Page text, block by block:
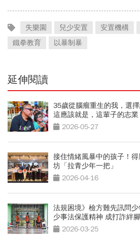
失樂園 兒少安置 安置機構
鐵拳教育
以暴制暴
延伸閱讀
35歲從腦瘤重生的我，選
這應該就是，這輩子的志業
2026-05-27
接住情緒風暴中的孩子！
坊「拉青少年一把」
2026-04-16
法規困境》檢方難先訊問
少事法保護精神 成打詐絆
2026-03-25